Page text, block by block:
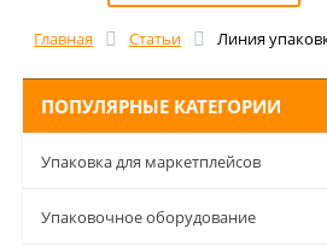
Главная Статьи Линия
ПОПУЛЯРНЫЕ КАТЕГОРИИ
Упаковка для маркетплейсов
Упаковочное оборудование